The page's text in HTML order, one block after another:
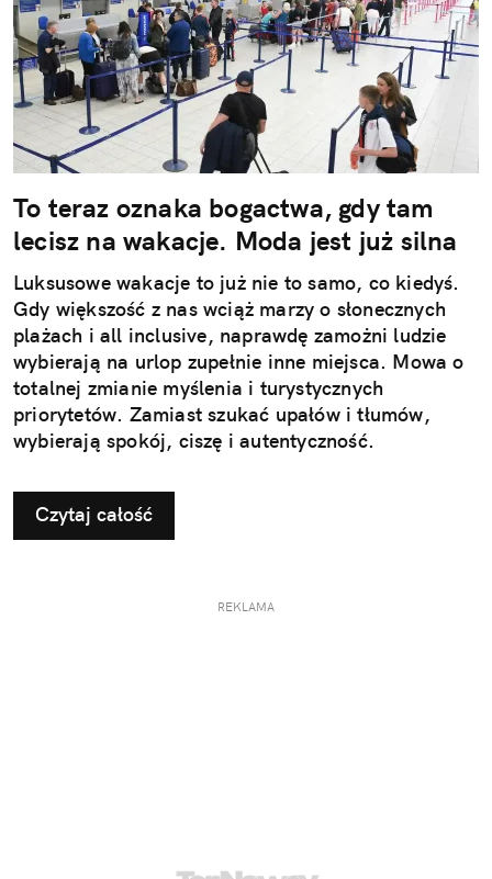
To teraz oznaka bogactwa, gdy tam
lecisz na wakacje. Moda jest już silna
Luksusowe wakacje to już nie to samo, co kiedyś.
Gdy większość z nas wciąż marzy o słonecznych
plażach i all inclusive, naprawdę zamożni ludzie
wybierają na urlop zupełnie inne miejsca. Mowa o
totalnej zmianie myślenia i turystycznych
priorytetów. Zamiast szukać upałów i tłumów,
wybierają spokój, ciszę i autentyczność.
Czytaj całość
REKLAMA